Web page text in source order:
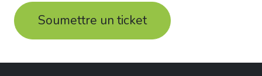
Soumettre un ticket